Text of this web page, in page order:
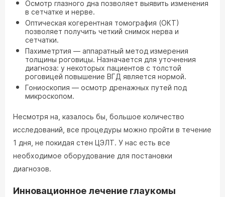
Осмотр глазного дна позволяет выявить изменения
в сетчатке и нерве.
Оптическая когерентная томография (ОКТ)
позволяет получить четкий снимок нерва и
сетчатки.
Пахиметртия — аппаратный метод измерения
толщины роговицы. Назначается для уточнения
диагноза: у некоторых пациентов с толстой
роговицей повышение ВГД является нормой.
Гониоскопия — осмотр дренажных путей под
микроскопом.
Несмотря на, казалось бы, большое количество
исследований, все процедуры можно пройти в течение
1 дня, не покидая стен ЦЭЛТ. У нас есть все
необходимое оборудование для постановки
диагнозов.
Инновационное лечение глаукомы